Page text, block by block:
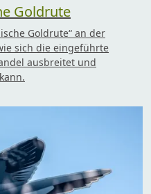
Goldrute
Goldrute“ an der
sich die eingeführte
ausbreitet und